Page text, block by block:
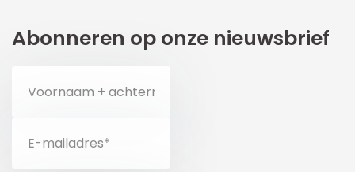
Abonneren op onze nieuwsbrief